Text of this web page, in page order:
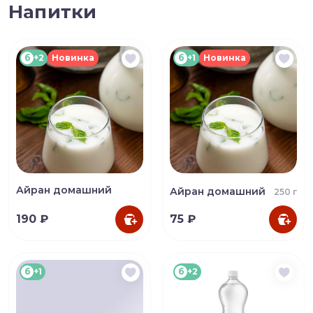
Напитки
б +2 Новинка
Айран домашний
190 ₽
б +1 Новинка
Айран домашний 250 г
75 ₽
б +1 б +2